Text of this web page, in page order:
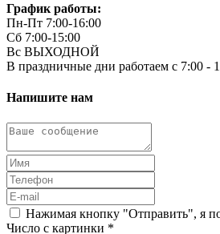
График работы:
Пн-Пт 7:00-16:00
Сб 7:00-15:00
Вс ВЫХОДНОЙ
В праздничные дни работаем с 7:00 -
Напишите нам
Нажимая кнопку "Отправить", я
Число с картинки *